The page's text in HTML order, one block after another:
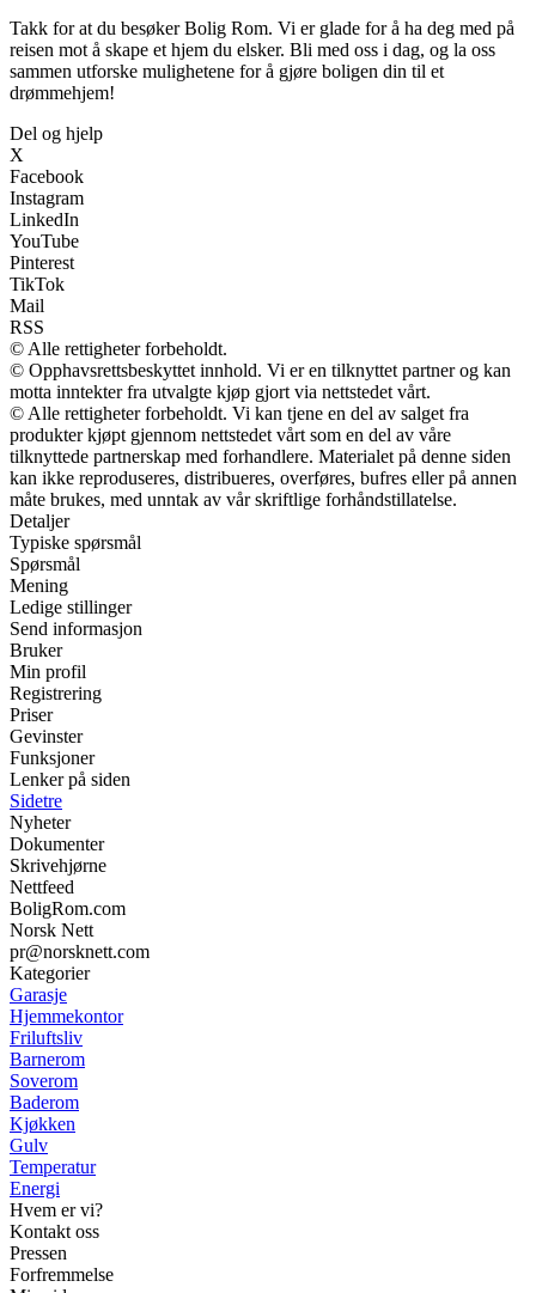
Takk for at du besøker Bolig Rom. Vi er glade for å ha deg med på
reisen mot å skape et hjem du elsker. Bli med oss i dag, og la oss
sammen utforske mulighetene for å gjøre boligen din til et
drømmehjem!
Del og hjelp
X
Facebook
Instagram
LinkedIn
YouTube
Pinterest
TikTok
Mail
RSS
© Alle rettigheter forbeholdt.
© Opphavsrettsbeskyttet innhold. Vi er en tilknyttet partner og kan
motta inntekter fra utvalgte kjøp gjort via nettstedet vårt.
© Alle rettigheter forbeholdt. Vi kan tjene en del av salget fra
produkter kjøpt gjennom nettstedet vårt som en del av våre
tilknyttede partnerskap med forhandlere. Materialet på denne siden
kan ikke reproduseres, distribueres, overføres, bufres eller på annen
måte brukes, med unntak av vår skriftlige forhåndstillatelse.
Detaljer
Typiske spørsmål
Spørsmål
Mening
Ledige stillinger
Send informasjon
Bruker
Min profil
Registrering
Priser
Gevinster
Funksjoner
Lenker på siden
Sidetre
Nyheter
Dokumenter
Skrivehjørne
Nettfeed
BoligRom.com
Norsk Nett
pr@norsknett.com
Kategorier
Garasje
Hjemmekontor
Friluftsliv
Barnerom
Soverom
Baderom
Kjøkken
Gulv
Temperatur
Energi
Hvem er vi?
Kontakt oss
Pressen
Forfremmelse